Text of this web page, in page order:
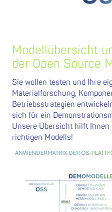
Modellübersicht
der Open Source
Sie wollen testen und Ihre
Materialforschung,
Betriebsstrategien
sich für ein
Unsere Übersicht hilft Ihnen
richtigen Modells!